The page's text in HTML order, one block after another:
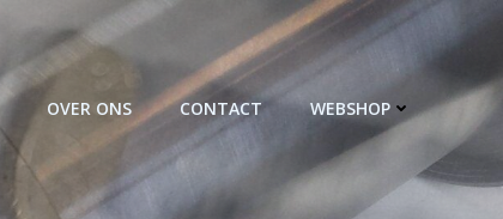
OVER ONS CONTACT WEBSHOP